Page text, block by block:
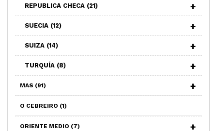
REPUBLICA CHECA (21)
SUECIA (12)
SUIZA (14)
TURQUÍA (8)
MAS (91)
O CEBREIRO (1)
ORIENTE MEDIO (7)